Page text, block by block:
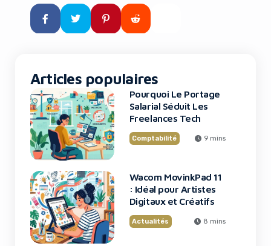
Suno. Mais derrière cette
révolution créative se cachent
des tensions majeures avec
Articles populaires
Pourquoi Le Portage
Salarial Séduit Les
Freelances Tech
Comptabilité 9 mins
Wacom MovinkPad 11
: Idéal pour Artistes
Digitaux et Créatifs
Actualités 8 mins